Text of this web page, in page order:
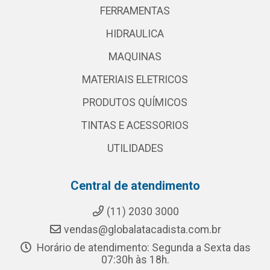
FERRAMENTAS
HIDRAULICA
MAQUINAS
MATERIAIS ELETRICOS
PRODUTOS QUÍMICOS
TINTAS E ACESSORIOS
UTILIDADES
Central de atendimento
(11) 2030 3000
vendas@globalatacadista.com.br
Horário de atendimento: Segunda a Sexta das
07:30h às 18h.